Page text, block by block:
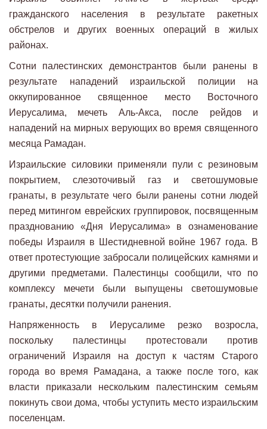
гражданского населения в результате ракетных
обстрелов и других военных операций в жилых
районах.
Сотни палестинских демонстрантов были ранены в
результате нападений израильской полиции на
оккупированное священное место Восточного
Иерусалима, мечеть Аль-Акса, после рейдов и
нападений на мирных верующих во время священного
месяца Рамадан.
Израильские силовики применяли пули с резиновым
покрытием, слезоточивый газ и светошумовые
гранаты, в результате чего были ранены сотни людей
перед митингом еврейских группировок, посвященным
празднованию «Дня Иерусалима» в ознаменование
победы Израиля в Шестидневной войне 1967 года. В
ответ протестующие забросали полицейских камнями и
другими предметами. Палестинцы сообщили, что по
комплексу мечети были выпущены светошумовые
гранаты, десятки получили ранения.
Напряженность в Иерусалиме резко возросла,
поскольку палестинцы протестовали против
ограничений Израиля на доступ к частям Старого
города во время Рамадана, а также после того, как
власти приказали нескольким палестинским семьям
покинуть свои дома, чтобы уступить место израильским
поселенцам.